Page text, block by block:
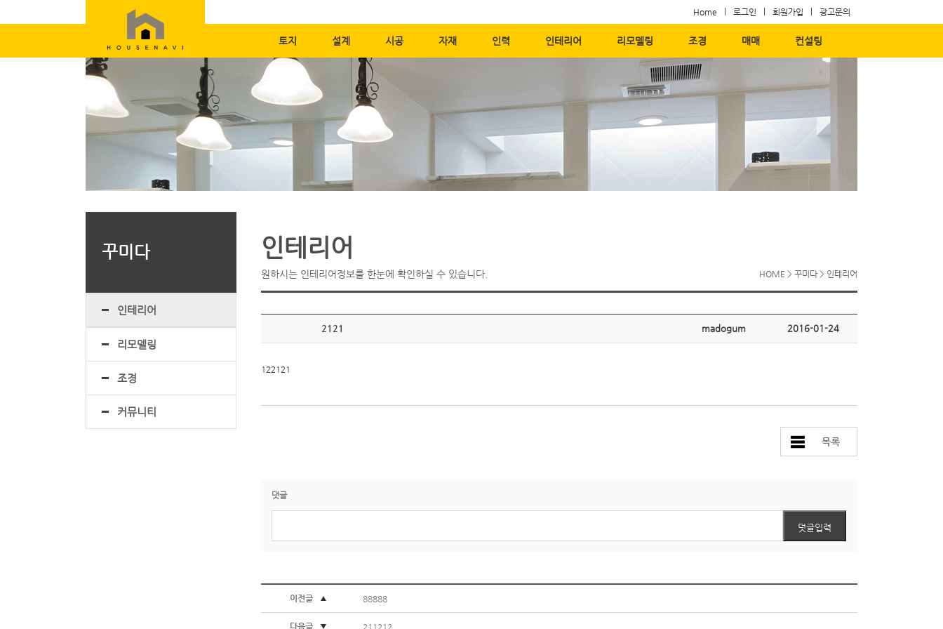
Home 로그인 회원가입 광고문의
토지 설계 시공 자재 인력 인테리어 리모델링 조경 매매 컨설팅
꾸미다
인테리어
리모델링
조경
커뮤니티
인테리어
HOME > 꾸미다 > 인테리어
원하시는 인테리어정보를 한눈에 확인하실 수 있습니다.
2121 madogum 2016-01-24
122121
댓글
이전글 88888
다음글 211212